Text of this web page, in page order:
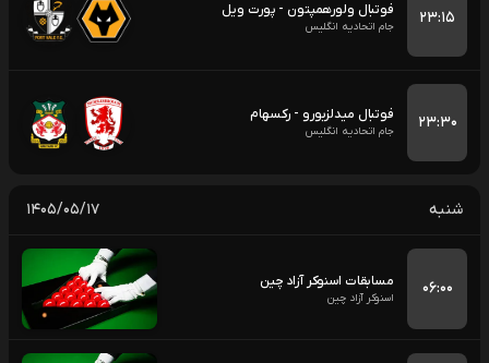
۲۳:۱۵ فوتبال ولورهمپتون - پورت ویل
جام اتحادیه انگلیس
۲۳:۳۰ فوتبال میدلزبورو - رکسهام
جام اتحادیه انگلیس
شنبه ۱۴۰۵/۰۵/۱۷
۰۶:۰۰ مسابقات اسنوکر آزاد چین
اسنوکر آزاد چین